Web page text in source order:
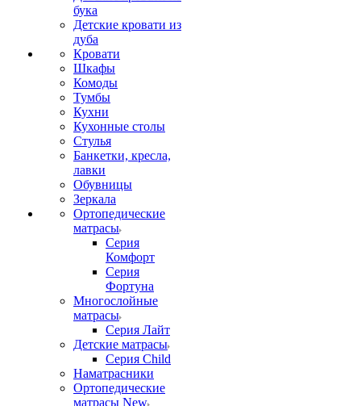
бука
Детские кровати из
дуба
Кровати
Шкафы
Комоды
Тумбы
Кухни
Кухонные столы
Стулья
Банкетки, кресла,
лавки
Обувницы
Зеркала
Ортопедические
матрасы
Серия
Комфорт
Серия
Фортуна
Многослойные
матрасы
Серия Лайт
Детские матрасы
Серия Child
Наматрасники
Ортопедические
матрасы New